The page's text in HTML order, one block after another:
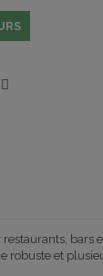
bars
robuste et